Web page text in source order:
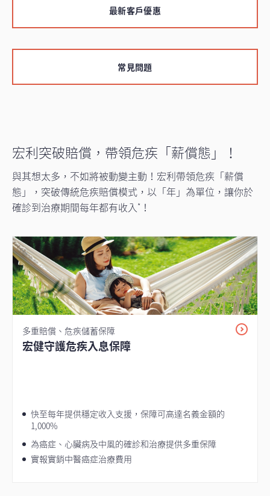
最新客戶優惠
常見問題
宏利突破賠償，帶領危疾「薪償態」！
與其想太多，不如將被動變主動！宏利帶領危疾「薪償
態」，突破傳統危疾賠償模式，以「年」為單位，讓你於
確診到治療期間每年都有收入 * ！
多重賠償、危疾儲蓄保障
宏健守護危疾入息保障
快至每年提供穩定收入支援，保障可高達名義金額的
1,000%
為癌症、心臟病及中風的確診和治療提供多重保障
實報實銷中醫癌症治療費用